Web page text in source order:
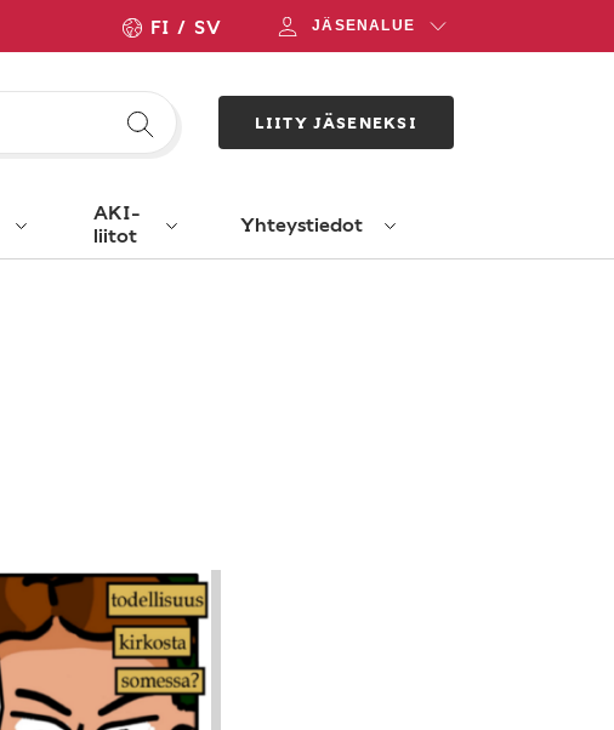
FI SV JÄSENALUE
LIITY JÄSENEKSI
AKI-
liitot
Yhteystiedot